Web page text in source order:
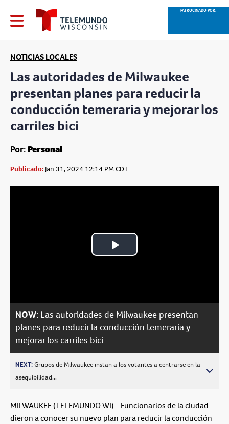
PATROCINADO POR:
NOTICIAS LOCALES
Las autoridades de Milwaukee
presentan planes para reducir la
conducción temeraria y mejorar los
carriles bici
Por: Personal
Publicado:Jan 31, 2024 12:14 PM CDT
Play
NOW: Las autoridades de Milwaukee presentan
planes para reducir la conducción temeraria y
mejorar los carriles bici
NEXT:Grupos de Milwaukee instan a los votantes a centrarse en la
asequibilidad...
MILWAUKEE (TELEMUNDO WI) - Funcionarios de la ciudad
dieron a conocer su nuevo plan para reducir la conducción